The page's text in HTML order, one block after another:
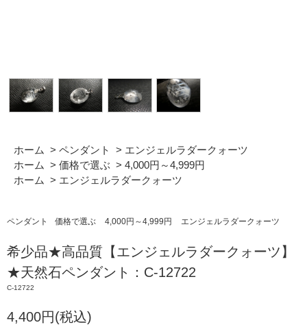
ホーム > ペンダント > エンジェルラダークォーツ
ホーム > 価格で選ぶ > 4,000円～4,999円
ホーム > エンジェルラダークォーツ
ペンダント 価格で選ぶ 4,000円～4,999円 エンジェルラダークォーツ
希少品★高品質【エンジェルラダークォーツ】
★天然石ペンダント：C-12722
C-12722
4,400円(税込)